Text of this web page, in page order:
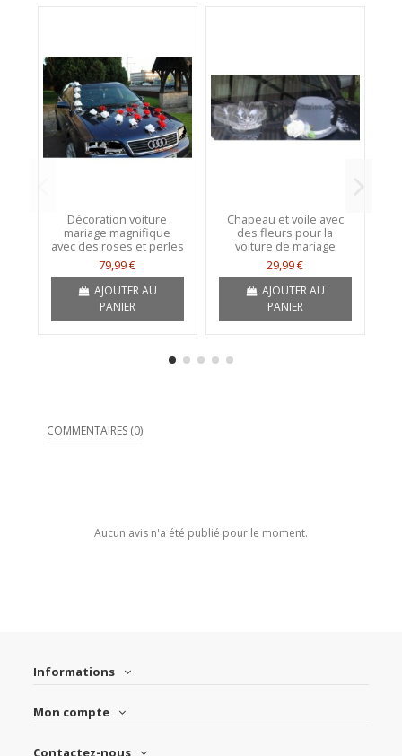
Décoration voiture
mariage magnifique
avec des roses et perles
79,99 €
AJOUTER AU
PANIER
Chapeau et voile avec
des fleurs pour la
voiture de mariage
29,99 €
AJOUTER AU
PANIER
COMMENTAIRES (0)
Aucun avis n'a été publié pour le moment.
Informations
Mon compte
Contactez-nous